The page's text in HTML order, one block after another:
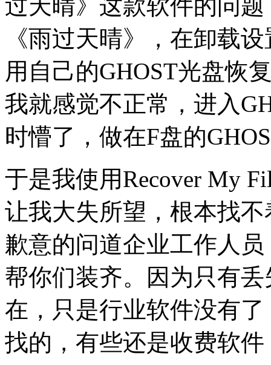
过天晴》这款软件的问
《雨过天晴》，在卸载
用自己的GHOST光盘恢
我就感觉不正常，进入
时懵了，做在F盘的
于是我使用Recover My
让我大失所望，根本找
歉意的问道企业工作人
帮你们装齐。因为只有
在，只是行业软件没有
找的，有些还是收费软